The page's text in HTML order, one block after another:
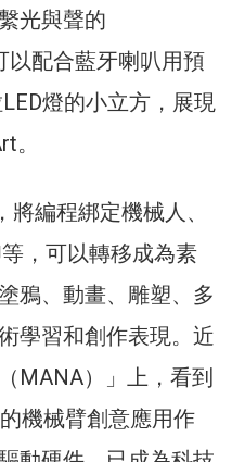
光與聲的
以配合藍牙喇叭用預
燈的小立方，展現
。
編程綁定機械人、
，可以轉移成為素
鴉、動畫、雕塑、多
學習和創作表現。近
MANA）」上，看到
機械臂創意應用作